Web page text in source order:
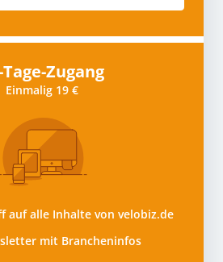
Tage-Zugang
Einmalig 19 €
auf alle Inhalte von velobiz.de
mit Brancheninfos